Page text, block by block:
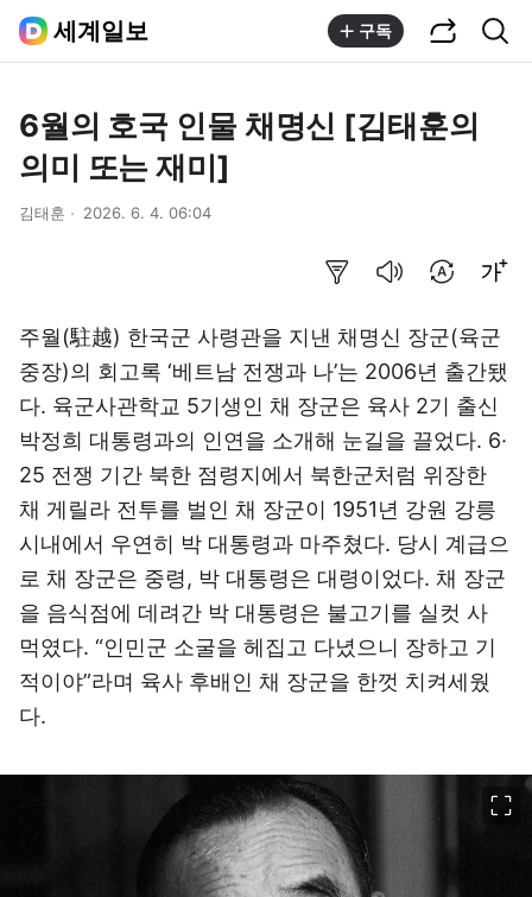
세계일보 구독
6월의 호국 인물 채명신 [김태훈의
의미 또는 재미]
김태훈 2026. 6. 4. 06:04
주월(駐越) 한국군 사령관을 지낸 채명신 장군(육군
중장)의 회고록 ‘베트남 전쟁과 나’는 2006년 출간됐
다. 육군사관학교 5기생인 채 장군은 육사 2기 출신
박정희 대통령과의 인연을 소개해 눈길을 끌었다. 6·
25 전쟁 기간 북한 점령지에서 북한군처럼 위장한
채 게릴라 전투를 벌인 채 장군이 1951년 강원 강릉
시내에서 우연히 박 대통령과 마주쳤다. 당시 계급으
로 채 장군은 중령, 박 대통령은 대령이었다. 채 장군
을 음식점에 데려간 박 대통령은 불고기를 실컷 사
먹였다. “인민군 소굴을 헤집고 다녔으니 장하고 기
적이야”라며 육사 후배인 채 장군을 한껏 치켜세웠
다.